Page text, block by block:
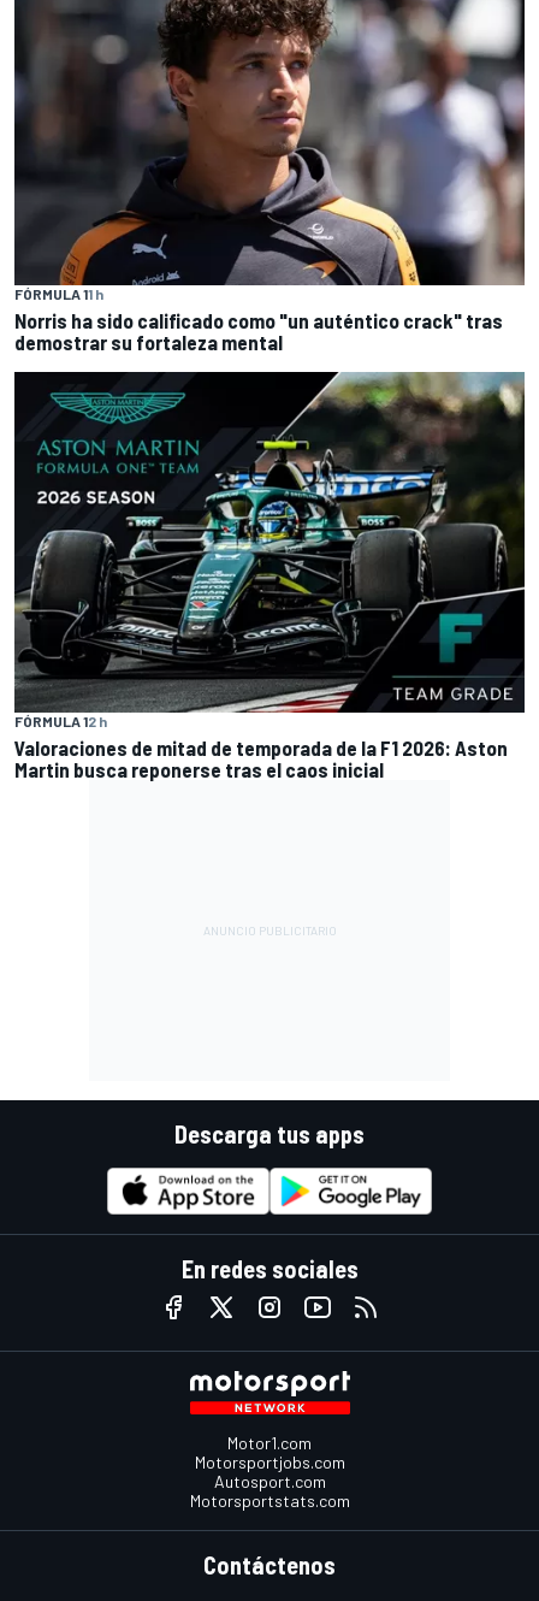
FÓRMULA 11 h
Norris ha sido calificado como "un auténtico crack" tras
demostrar su fortaleza mental
FÓRMULA 12 h
Valoraciones de mitad de temporada de la F1 2026: Aston
Martin busca reponerse tras el caos inicial
Descarga tus apps
En redes sociales
Motor1.com
Motorsportjobs.com
Autosport.com
Motorsportstats.com
Contáctenos